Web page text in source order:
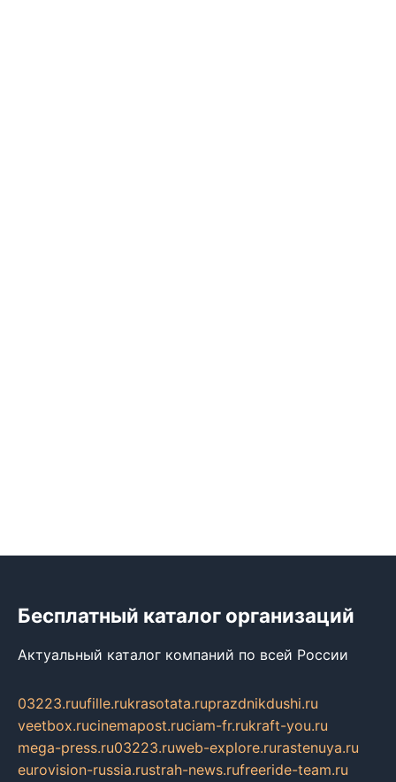
Бесплатный каталог организаций
Актуальный каталог компаний по всей России
03223.ruufille.rukrasotata.ruprazdnikdushi.ru
veetbox.rucinemapost.ruciam-fr.rukraft-you.ru
mega-press.ru03223.ruweb-explore.rurastenuya.ru
eurovision-russia.rustrah-news.rufreeride-team.ru